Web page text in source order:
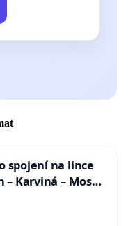
spojení na lince
– Karviná – Mosty